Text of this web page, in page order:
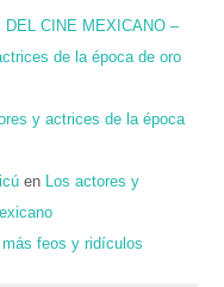
DEL CINE MEXICANO –
de la época de oro
y actrices de la época
en
Los actores y
más feos y ridículos